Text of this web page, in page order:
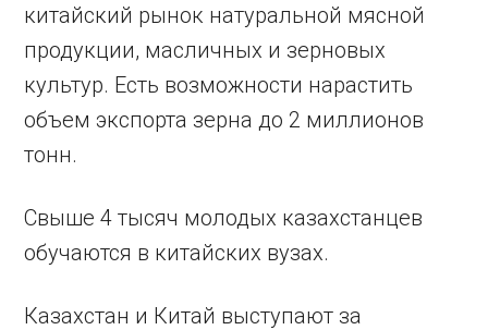
китайский рынок натуральной мясной
продукции, масличных и зерновых
культур. Есть возможности нарастить
объем экспорта зерна до 2 миллионов
тонн.
Свыше 4 тысяч молодых казахстанцев
обучаются в китайских вузах.
Казахстан и Китай выступают за